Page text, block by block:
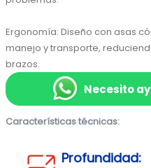
Ergonomía: Diseño con asas
manejo y transporte,
brazos.
Necesito
Características técnicas:
Profundidad: